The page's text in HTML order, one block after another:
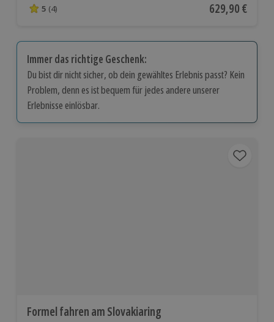
5 von 5 Sternen basierend auf 4 Bewertungen
5 (4) Aktueller Preis
629,90 €
Immer das richtige Geschenk:
Du bist dir nicht sicher, ob dein gewähltes Erlebnis passt? Kein
Problem, denn es ist bequem für jedes andere unserer
Erlebnisse einlösbar.
Formel fahren am Slovakiaring